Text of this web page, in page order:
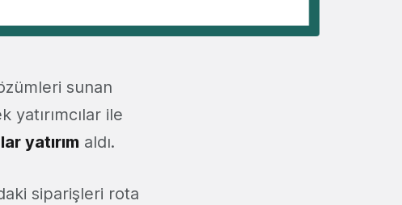
sunan
ile
yatırım aldı.
siparişleri rota